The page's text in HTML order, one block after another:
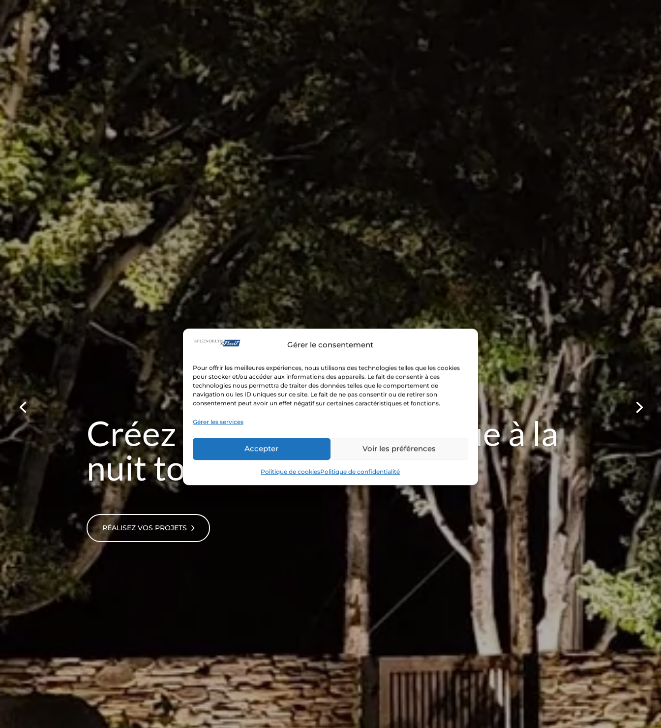
Gérer le consentement
Pour offrir les meilleures expériences, nous utilisons des technologies telles que les cookies
pour stocker et/ou accéder aux informations des appareils. Le fait de consentir à ces
technologies nous permettra de traiter des données telles que le comportement de
navigation ou les ID uniques sur ce site. Le fait de ne pas consentir ou de retirer son
consentement peut avoir un effet négatif sur certaines caractéristiques et fonctions.
Gérer les services
Accepter Voir les préférences
Politique de cookiesPolitique de confidentialité
Parce que c’est le soir que vous
prenez le temps de relaxer et d’en
profiter
RÉALISEZ VOS PROJETS